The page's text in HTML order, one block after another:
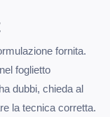
fornita.
foglietto
dubbi, chieda al
la tecnica corretta.